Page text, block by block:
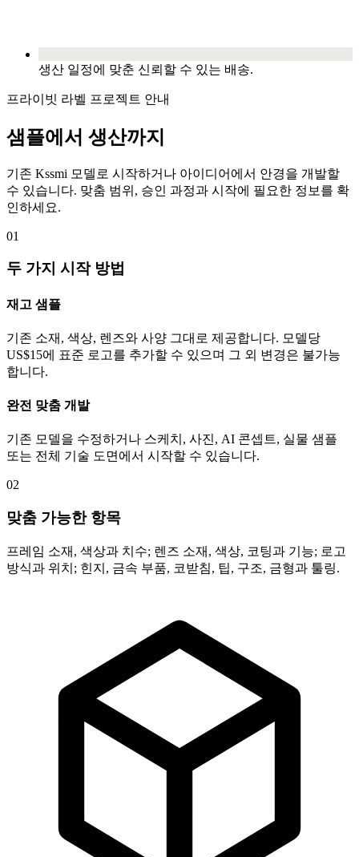
생산 일정에 맞춘 신뢰할 수 있는 배송.
프라이빗 라벨 프로젝트 안내
샘플에서 생산까지
기존 Kssmi 모델로 시작하거나 아이디어에서 안경을 개발할
수 있습니다. 맞춤 범위, 승인 과정과 시작에 필요한 정보를 확
인하세요.
01
두 가지 시작 방법
재고 샘플
기존 소재, 색상, 렌즈와 사양 그대로 제공합니다. 모델당
US$15에 표준 로고를 추가할 수 있으며 그 외 변경은 불가능
합니다.
완전 맞춤 개발
기존 모델을 수정하거나 스케치, 사진, AI 콘셉트, 실물 샘플
또는 전체 기술 도면에서 시작할 수 있습니다.
02
맞춤 가능한 항목
프레임 소재, 색상과 치수; 렌즈 소재, 색상, 코팅과 기능; 로고
방식과 위치; 힌지, 금속 부품, 코받침, 팁, 구조, 금형과 툴링.